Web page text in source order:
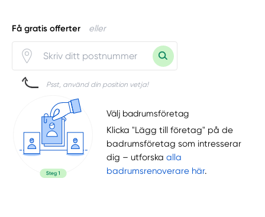
Få gratis offerter eller
Psst, använd din position vetja!
Välj badrumsföretag
Klicka "Lägg till företag" på de
badrumsföretag som intresserar
dig – utforskaalla
badrumsrenoverare här.